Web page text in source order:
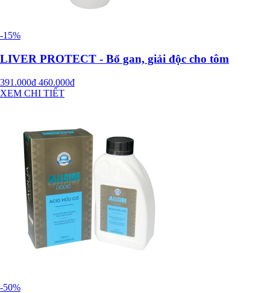
-15%
LIVER PROTECT - Bổ gan, giải độc cho tôm
391.000đ 460.000đ
XEM CHI TIẾT
-50%